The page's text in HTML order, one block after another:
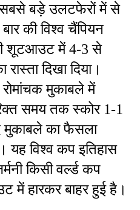
सबसे बड़े उलटफेरों में से
की विश्व चैंपियन
शूटआउट में 4-3 से
दिखा दिया।
मुकाबले में
समय तक स्कोर 1-1
मुकाबले का फैसला
विश्व कप इतिहास
किसी वर्ल्ड कप
में हारकर बाहर हुई है।